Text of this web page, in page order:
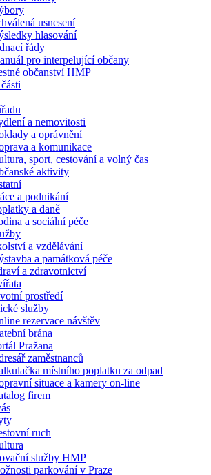
usnesení
hlasování
řády
pro interpelující občany
občanství HMP
a nemovitosti
a oprávnění
a komunikace
sport, cestování a volný čas
aktivity
a podnikání
a daně
a sociální péče
a vzdělávání
a památková péče
a zdravotnictví
prostředí
služby
rezervace návštěv
brána
Pražana
zaměstnanců
místního poplatku za odpad
situace a kamery on-line
firem
ruch
služby HMP
parkování v Praze